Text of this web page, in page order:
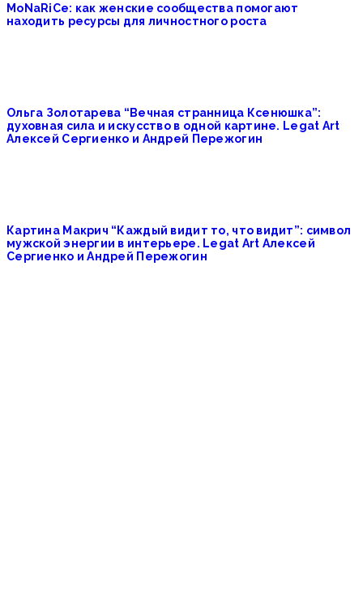
MoNaRiCe: как женские сообщества помогают
находить ресурсы для личностного роста
Ольга Золотарева “Вечная странница Ксенюшка”:
духовная сила и искусство в одной картине. Legat Art
Алексей Сергиенко и Андрей Пережогин
Картина Макрич “Каждый видит то, что видит”: символ
мужской энергии в интерьере. Legat Art Алексей
Сергиенко и Андрей Пережогин